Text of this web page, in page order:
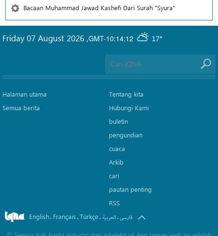
Bacaan Muhammad Jawad Kashefi Dari Surah "Syura"
GMT-10:14:12 17°
Friday 07 August 2026 ,
Halaman utama
Semua berita
Tentang kita
Hubungi Kami
buletin
pengundian
cuaca
Arkib
cari
pautan penting
RSS
English. Français.Türkçe. العربیة.فارسی